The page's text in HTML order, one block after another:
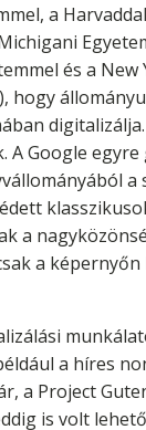
a
és a New
hogy
A Google
a
a
a
a híres
a Project
is volt